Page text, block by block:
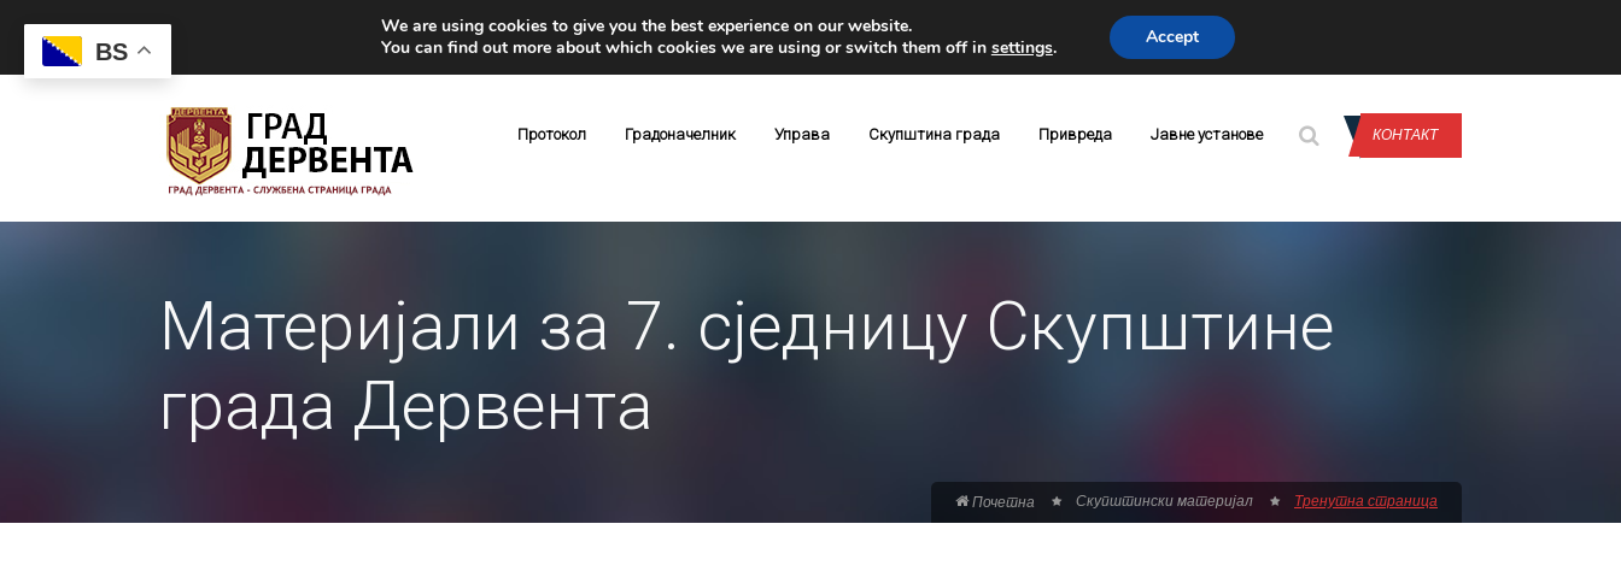
Протокол Градоначелник Управа Скупштина града Привреда Јавне установе КОНТАКТ
Материјали за 7. сједницу Скупштине
града Дервента
Почетна Скупштински материјал Тренутна страница
BS
We are using cookies to give you the best experience on our website.
You can find out more about which cookies we are using or switch them off in settings. Accept